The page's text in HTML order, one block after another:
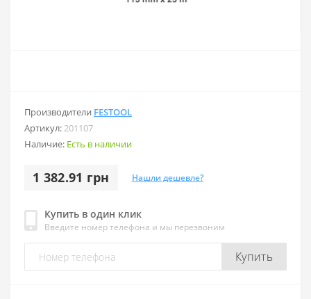
Производители FESTOOL
Артикул:201107
Наличие: Есть в наличии
1 382.91 грн Нашли дешевле?
Купить в один клик
Введите номер телефона и мы перезвоним
Купить